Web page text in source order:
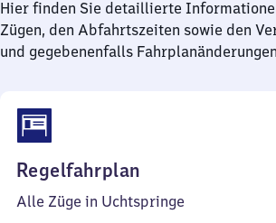
Hier finden Sie detaillierte
Zügen, den Abfahrtszeiten sowie den
und gegebenenfalls
Regelfahrplan
38
Alle Züge in Uchtspringe